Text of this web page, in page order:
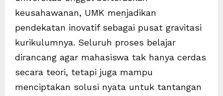
keusahawanan, UMK menjadikan
pendekatan inovatif sebagai pusat gravitasi
kurikulumnya. Seluruh proses belajar
dirancang agar mahasiswa tak hanya cerdas
secara teori, tetapi juga mampu
menciptakan solusi nyata untuk tantangan